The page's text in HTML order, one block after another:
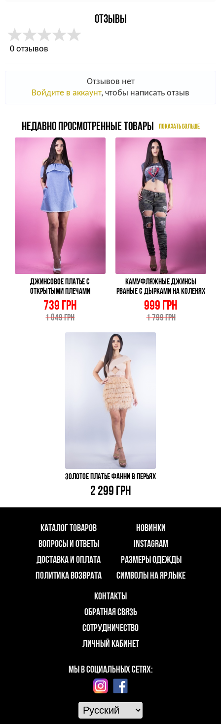
ОТЗЫВЫ
0 отзывов
Отзывов нет
Войдите в аккаунт, чтобы написать отзыв
НЕДАВНО ПРОСМОТРЕННЫЕ ТОВАРЫ ПОКАЗАТЬ БОЛЬШЕ
ДЖИНСОВОЕ ПЛАТЬЕ С
ОТКРЫТЫМИ ПЛЕЧАМИ
739 ГРН
1 049 ГРН
КАМУФЛЯЖНЫЕ ДЖИНСЫ
РВАНЫЕ С ДЫРКАМИ НА КОЛЕНЯХ
999 ГРН
1 799 ГРН
ЗОЛОТОЕ ПЛАТЬЕ ФАННИ В ПЕРЬЯХ
2 299 ГРН
КАТАЛОГ ТОВАРОВ
ВОПРОСЫ И ОТВЕТЫ
ДОСТАВКА И ОПЛАТА
ПОЛИТИКА ВОЗВРАТА
НОВИНКИ
INSTAGRAM
РАЗМЕРЫ ОДЕЖДЫ
СИМВОЛЫ НА ЯРЛЫКЕ
КОНТАКТЫ
ОБРАТНАЯ СВЯЗЬ
СОТРУДНИЧЕСТВО
ЛИЧНЫЙ КАБИНЕТ
МЫ В СОЦИАЛЬНЫХ СЕТЯХ: